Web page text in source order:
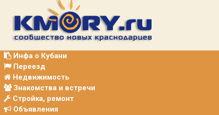
Инфа о Кубани
Переезд
Недвижимость
Знакомства и встречи
Стройка, ремонт
Объявления